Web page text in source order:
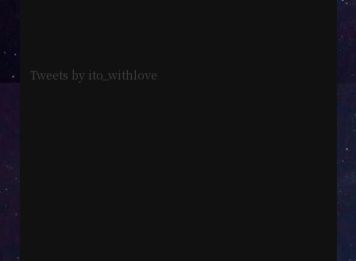
Tweets by ito_withlove